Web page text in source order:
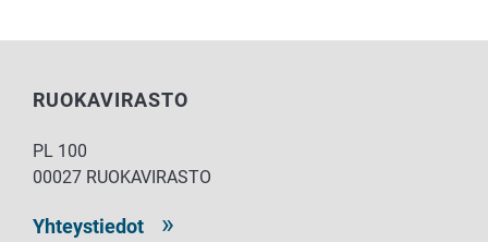
RUOKAVIRASTO
PL 100
00027 RUOKAVIRASTO
Yhteystiedot